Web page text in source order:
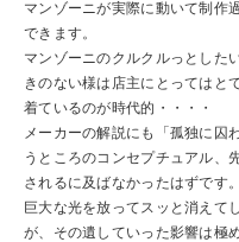
マンゾーニが実際に動いて制作
できます。
マンゾーニのクルクルっとした
きのない様は店主にとってはと
着ているのが時代的・・・・
メーカーの解説にも「孤独に囚
うところのコンセプチュアル、
されるに及ばなかったはずです。
巨大な光を放ってスッと消えて
が、その遺していった影響は極